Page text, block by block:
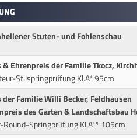
Stuten- und Fohlenschau
& Ehrenpreis der Familie Tkocz,
Stilspringprüfung Kl.A* 95cm
der Familie Willi Becker, Feldhausen
des Garten & Landschaftsbau
Round-Springprüfung Kl.A** 105cm